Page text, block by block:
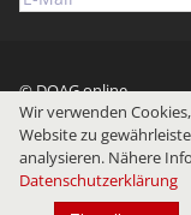
© DOAG online
Impressum
Wir verwenden
Website zu
analysieren. Nähere
Datenschutzerklärung